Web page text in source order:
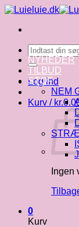
Fortsæt
indhold
Søg
efter:
Log ind
Kurv / kr.
Ingen
0
Kurv
NYHEDER
TILBUD
STOF
NEM